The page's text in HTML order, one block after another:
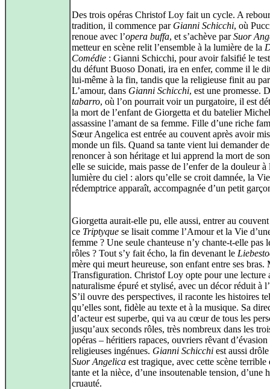
Des trois opéras Christof Loy fait un cycle. A
tradition, il commence par Gianni Schicchi, où
renoue avec l’opera buffa, et s’achève parSuor
metteur en scène relit l’ensemble à la lumière de la
Comédie : Gianni Schicchi, pour avoir falsifié le
du défunt Buoso Donati, ira en enfer, comme il le
lui‑même à la fin, tandis que la religieuse finit au
L’amour, dans Gianni Schicchi, est une promesse.
tabarro, où l’on pourrait voir un purgatoire, il est
la mort de l’enfant de Giorgetta et du batelier
assassine l’amant de sa femme. Fille d’une riche
Sœur Angelica est entrée au couvent après avoir
monde un fils. Quand sa tante vient lui demander de
renoncer à son héritage et lui apprend la mort de
elle se suicide, mais passe de l’enfer de la douleur à
lumière du ciel : alors qu’elle se croit damnée, la
rédemptrice apparaît, accompagnée d’un petit
Giorgetta aurait-elle pu, elle aussi, entrer au
ce Triptyque se lisait comme l’Amour et la Vie
femme ? Une seule chanteuse n’y chante‑t‑elle pas
rôles ? Tout s’y fait écho, la fin devenant le
mère qui meurt heureuse, son enfant entre ses bras.
Transfiguration. Christof Loy opte pour une lecture
naturalisme épuré et stylisé, avec un décor réduit à
S’il ouvre des perspectives, il raconte les histoires
qu’elles sont, fidèle au texte et à la musique. Sa
d’acteur est superbe, qui va au cœur de tous les
jusqu’aux seconds rôles, très nombreux dans les
opéras – héritiers rapaces, ouvriers rêvant d’évasion
religieuses ingénues. Gianni Schicchi est aussi
Suor Angelica est tragique, avec cette scène terrible
tante et la nièce, d’une insoutenable tension, d’une
cruauté.